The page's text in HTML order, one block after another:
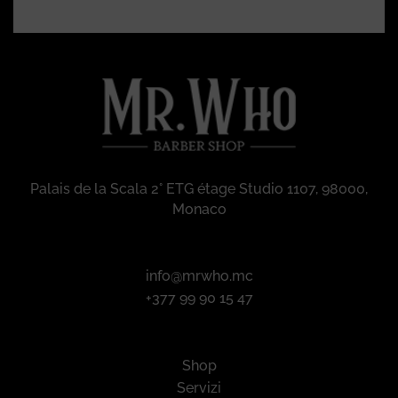
Palais de la Scala 2° ETG étage Studio 1107, 98000,
Monaco
info@mrwho.mc
+377 99 90 15 47
Shop
Servizi